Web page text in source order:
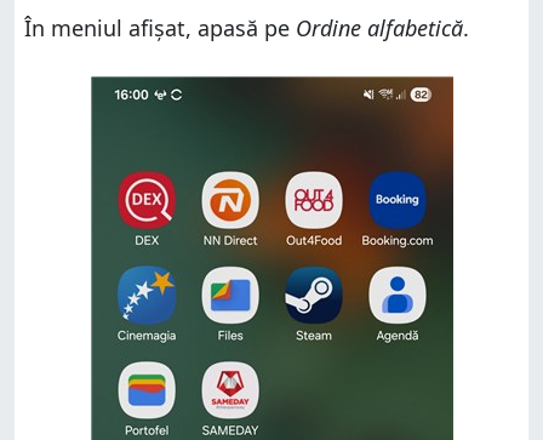
În meniul afișat, apasă pe Ordine alfabetică.